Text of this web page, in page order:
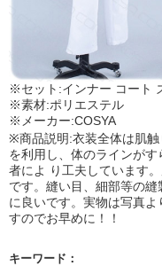
※セット:インナー コート
※素材:ポリエステル
※メーカー:COSYA
※商品説明:衣装全体は肌
を利用し、体のラインが
者によ り工夫しています
です。縫い目、細部等の
に良いです。実物は写真
すのでお早めに！！
キーワード：